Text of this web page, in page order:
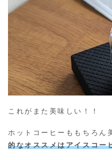
これがまた美味しい！！
ホットコーヒーももちろん
的なオススメはアイスコー